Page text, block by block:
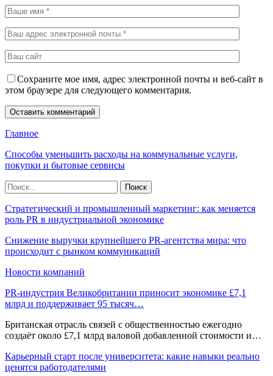
Сохраните мое имя, адрес электронной почты и веб-сайт в
этом браузере для следующего комментария.
Главное
Способы уменьшить расходы на коммунальные услуги,
покупки и бытовые сервисы
Стратегический и промышленный маркетинг: как меняется
роль PR в индустриальной экономике
Снижение выручки крупнейшего PR-агентства мира: что
происходит с рынком коммуникаций
Новости компаний
PR-индустрия Великобритании приносит экономике £7,1
млрд и поддерживает 95 тысяч…
Британская отрасль связей с общественностью ежегодно
создаёт около £7,1 млрд валовой добавленной стоимости и…
Карьерный старт после университета: какие навыки реально
ценятся работодателями